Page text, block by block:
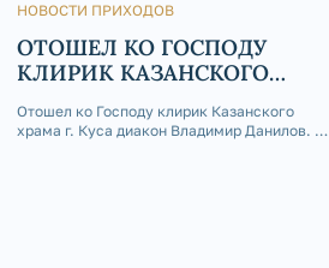
НОВОСТИ ПРИХОДОВ
ОТОШЕЛ КО ГОСПОДУ
КЛИРИК КАЗАНСКОГО
ВЛАДИМИР ДАНИЛОВ
Отошел ко Господу клирик Казанского
храма г. Куса диакон Владимир Данилов. 29